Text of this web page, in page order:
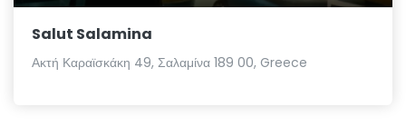
Salut Salamina
Ακτή Καραϊσκάκη 49, Σαλαμίνα 189 00, Greece